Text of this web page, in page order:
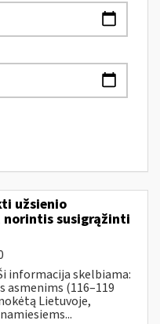
užsienio
norintis susigrąžinti
informacija skelbiama:
(116–119
Lietuvoje,